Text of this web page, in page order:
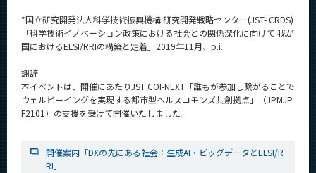
*国立研究開発法人科学技術振興機構 研究開発戦略センター(JST- CRDS)
「科学技術イノベーション政策における社会との関係深化に向けて 我が
国におけるELSI/RRIの構築と定着」2019年11月、p.i.
謝辞
本イベントは、開催にあたりJST COI-NEXT「誰もが参加し繋がることで
ウェルビーイングを実現する都市型ヘルスコモンズ共創拠点」（JPMJP
F2101）の支援を受けて開催いたしました。
開催案内「DXの先にある社会：生成AI・ビッグデータとELSI/R
RI」